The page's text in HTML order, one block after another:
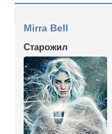
Mirra Bell
Cтарожил